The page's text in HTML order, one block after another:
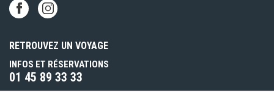
RETROUVEZ UN VOYAGE
INFOS ET RÉSERVATIONS
01 45 89 33 33